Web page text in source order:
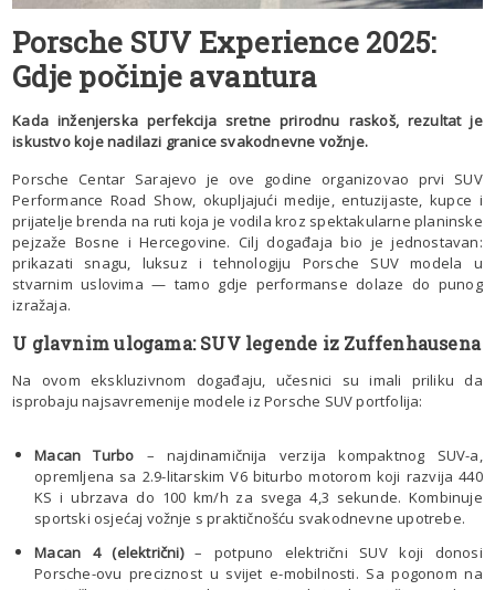
Porsche SUV Experience 2025:
Gdje počinje avantura
Kada inženjerska perfekcija sretne prirodnu raskoš, rezultat je
iskustvo koje nadilazi granice svakodnevne vožnje.
Porsche Centar Sarajevo je ove godine organizovao prvi SUV
Performance Road Show, okupljajući medije, entuzijaste, kupce i
prijatelje brenda na ruti koja je vodila kroz spektakularne planinske
pejzaže Bosne i Hercegovine. Cilj događaja bio je jednostavan:
prikazati snagu, luksuz i tehnologiju Porsche SUV modela u
stvarnim uslovima — tamo gdje performanse dolaze do punog
izražaja.
U glavnim ulogama: SUV legende iz Zuffenhausena
Na ovom ekskluzivnom događaju, učesnici su imali priliku da
isprobaju najsavremenije modele iz Porsche SUV portfolija:
Macan Turbo – najdinamičnija verzija kompaktnog SUV-a,
opremljena sa 2.9-litarskim V6 biturbo motorom koji razvija 440
KS i ubrzava do 100 km/h za svega 4,3 sekunde. Kombinuje
sportski osjećaj vožnje s praktičnošću svakodnevne upotrebe.
Macan 4 (električni)– potpuno električni SUV koji donosi
Porsche-ovu preciznost u svijet e-mobilnosti. Sa pogonom na